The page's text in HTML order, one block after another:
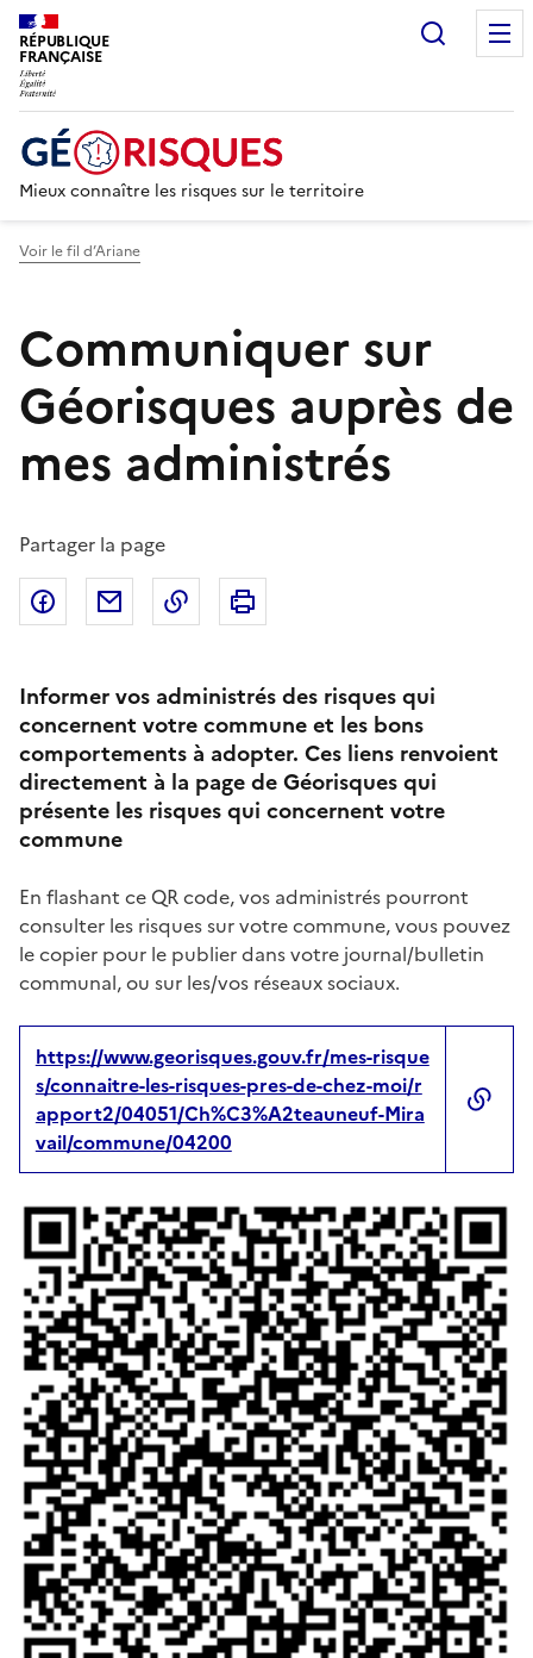
RÉPUBLIQUE
FRANÇAISE
Mieux connaître les risques sur le territoire
Voir le fil d’Ariane
Communiquer sur
Géorisques auprès de
mes administrés
Partager la page
Partager sur Facebook
Partager par emailCopier dans le presse-papier
Informer vos administrés des risques qui
concernent votre commune et les bons
comportements à adopter. Ces liens renvoient
directement à la page de Géorisques qui
présente les risques qui concernent votre
commune
En flashant ce QR code, vos administrés pourront
consulter les risques sur votre commune, vous pouvez
le copier pour le publier dans votre journal/bulletin
communal, ou sur les/vos réseaux sociaux.
https://www.georisques.gouv.fr/mes-risque
s/connaitre-les-risques-pres-de-chez-moi/r
apport2/04051/Ch%C3%A2teauneuf-Mira
vail/commune/04200